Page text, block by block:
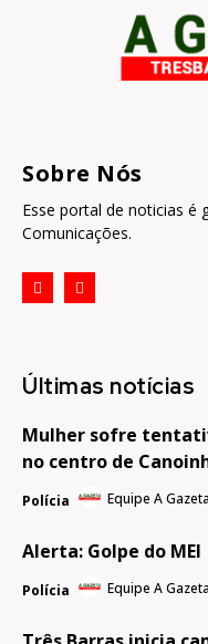
Sobre Nós
Esse portal de noticias é
Comunicações.
Últimas notícias
Mulher sofre
no centro de
Polícia Equipe A
Alerta: Golpe do MEI
Polícia Equipe A